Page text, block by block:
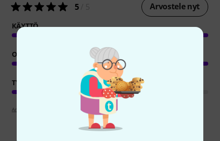
5/ 5 Arvostele nyt
KÄYTTÖ
OMINAISUUDET
TYÖNJÄLKI
Arvosteluohjeet